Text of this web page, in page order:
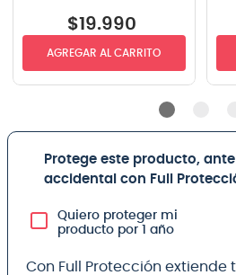
$19.990
AGREGAR AL CARRITO
Protege este producto,
accidental con Full
Quiero proteger mi
producto por 1 año
Con Full Protección extiende